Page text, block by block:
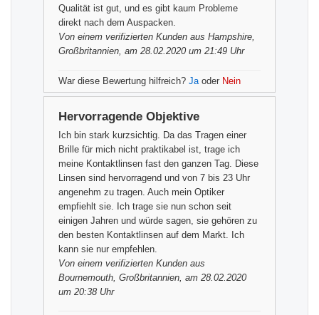
Qualität ist gut, und es gibt kaum Probleme
direkt nach dem Auspacken.
Von einem verifizierten Kunden aus Hampshire,
Großbritannien, am 28.02.2020 um 21:49 Uhr
War diese Bewertung hilfreich? Ja oder Nein
Hervorragende Objektive
Ich bin stark kurzsichtig. Da das Tragen einer
Brille für mich nicht praktikabel ist, trage ich
meine Kontaktlinsen fast den ganzen Tag. Diese
Linsen sind hervorragend und von 7 bis 23 Uhr
angenehm zu tragen. Auch mein Optiker
empfiehlt sie. Ich trage sie nun schon seit
einigen Jahren und würde sagen, sie gehören zu
den besten Kontaktlinsen auf dem Markt. Ich
kann sie nur empfehlen.
Von einem verifizierten Kunden aus
Bournemouth, Großbritannien, am 28.02.2020
um 20:38 Uhr